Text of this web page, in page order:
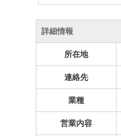
詳細情報
所在地
連絡先
業種
営業内容